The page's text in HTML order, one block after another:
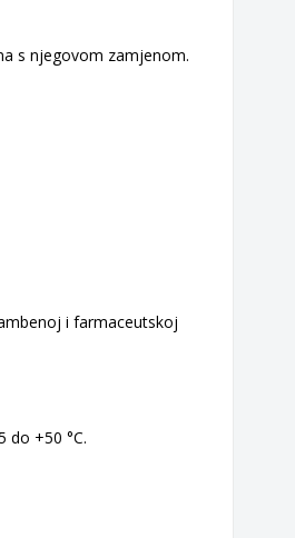
s njegovom zamjenom.
i farmaceutskoj
do +50 °C.